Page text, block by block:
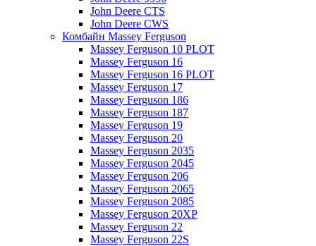
John Deere CTS
John Deere CWS
Комбайн Massey Ferguson
Massey Ferguson 10 PLOT
Massey Ferguson 16
Massey Ferguson 16 PLOT
Massey Ferguson 17
Massey Ferguson 186
Massey Ferguson 187
Massey Ferguson 19
Massey Ferguson 20
Massey Ferguson 2035
Massey Ferguson 2045
Massey Ferguson 206
Massey Ferguson 2065
Massey Ferguson 2085
Massey Ferguson 20XP
Massey Ferguson 22
Massey Ferguson 22S